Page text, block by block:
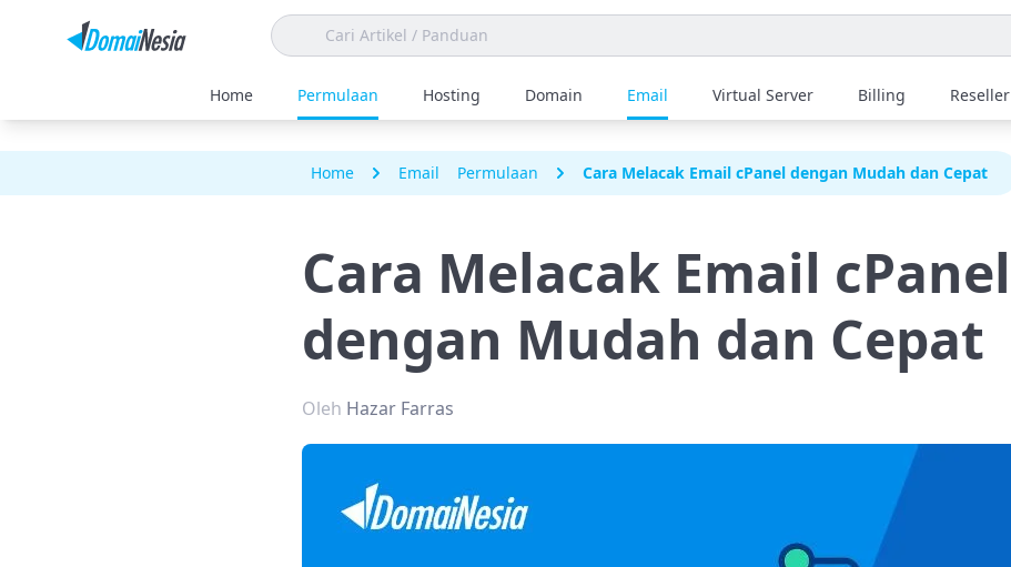
Home Permulaan Hosting Domain Email Virtual Server Billing Reseller
Home Email Permulaan Cara Melacak Email cPanel dengan Mudah dan Cepat
Cara Melacak Email cPanel
dengan Mudah dan Cepat
Oleh Hazar Farras